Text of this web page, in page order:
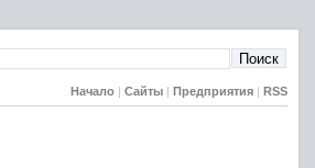
Начало Сайты Предприятия RSS